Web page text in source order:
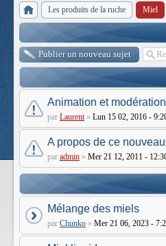
Les produits de la ruche Miel
Publier un nouveau sujet
Animation et
par Laurent » Lun 15 02, 2016 -
A propos de ce
par admin » Mer 21 12, 2011 -
Mélange des miels
par Chunko » Mer 21 06, 2023 -